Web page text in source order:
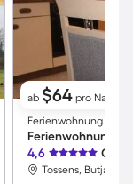
ab $64 pro Nacht
Ferienwohnung ∙ 5
Ferienwohnung
4,6
Tossens,